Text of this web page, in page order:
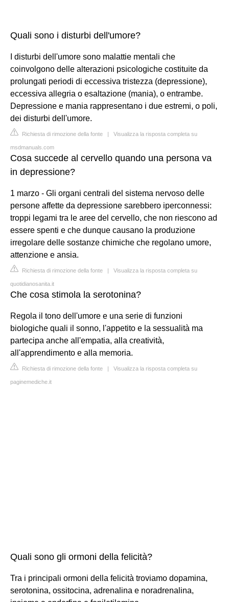
Quali sono i disturbi dell'umore?
I disturbi dell'umore sono malattie mentali che
coinvolgono delle alterazioni psicologiche costituite da
prolungati periodi di eccessiva tristezza (depressione),
eccessiva allegria o esaltazione (mania), o entrambe.
Depressione e mania rappresentano i due estremi, o poli,
dei disturbi dell'umore.
Richiesta di rimozione della fonte | Visualizza la risposta completa su
msdmanuals.com
Cosa succede al cervello quando una persona va
in depressione?
1 marzo - Gli organi centrali del sistema nervoso delle
persone affette da depressione sarebbero iperconnessi:
troppi legami tra le aree del cervello, che non riescono ad
essere spenti e che dunque causano la produzione
irregolare delle sostanze chimiche che regolano umore,
attenzione e ansia.
Richiesta di rimozione della fonte | Visualizza la risposta completa su
quotidianosanita.it
Che cosa stimola la serotonina?
Regola il tono dell'umore e una serie di funzioni
biologiche quali il sonno, l'appetito e la sessualità ma
partecipa anche all'empatia, alla creatività,
all'apprendimento e alla memoria.
Richiesta di rimozione della fonte | Visualizza la risposta completa su
paginemediche.it
Quali sono gli ormoni della felicità?
Tra i principali ormoni della felicità troviamo dopamina,
serotonina, ossitocina, adrenalina e noradrenalina,